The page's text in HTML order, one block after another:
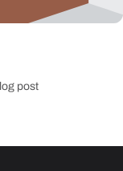
post